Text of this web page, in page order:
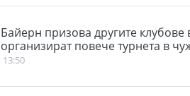
Байерн призова другите клубове
организират повече турнета в
13:50